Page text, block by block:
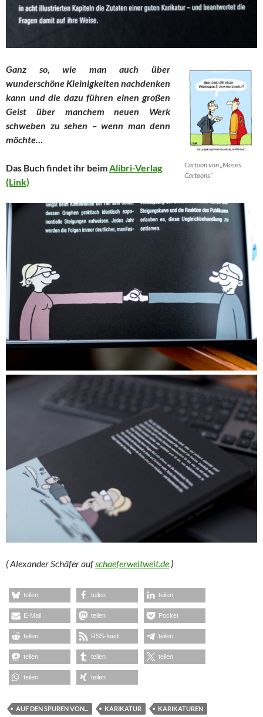
Cartoon von „Moses
Cartoons“
Ganz so, wie man auch über
wunderschöne Kleinigkeiten nachdenken
kann und die dazu führen einen großen
Geist über manchem neuen Werk
schweben zu sehen – wenn man denn
möchte…
Das Buch findet ihr beim Alibri-Verlag
(Link)
( Alexander Schäfer aufschaeferweltweit.de )
teilen teilen teilen
E-Mail teilen Pocket
teilen RSS-feed teilen
teilen teilen teilen
teilen teilen
AUF DEN SPUREN VON... KARIKATUR
KARIKATUREN